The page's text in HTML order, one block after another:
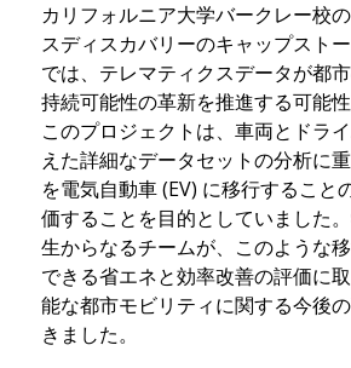
カリフォルニア大学バークレー校
スディスカバリーのキャップスト
では、テレマティクスデータが都
持続可能性の革新を推進する可能性
このプロジェクトは、車両とドラ
えた詳細なデータセットの分析に
を電気自動車 (EV) に移行すること
価することを目的としていました
生からなるチームが、このような
できる省エネと効率改善の評価に
能な都市モビリティに関する今後
きました。